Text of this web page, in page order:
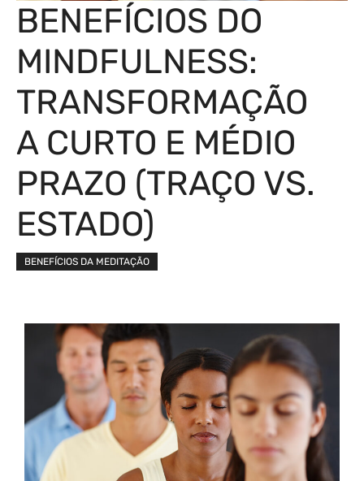
BENEFÍCIOS DO
MINDFULNESS:
TRANSFORMAÇÃO
A CURTO E MÉDIO
PRAZO (TRAÇO VS.
ESTADO)
BENEFÍCIOS DA MEDITAÇÃO